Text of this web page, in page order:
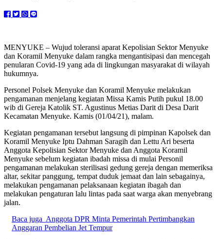
MENYUKE – Wujud toleransi aparat Kepolisian Sektor Menyuke
dan Koramil Menyuke dalam rangka mengantisipasi dan mencegah
penularan Covid-19 yang ada di lingkungan masyarakat di wilayah
hukumnya.
Personel Polsek Menyuke dan Koramil Menyuke melakukan
pengamanan menjelang kegiatan Missa Kamis Putih pukul 18.00
wib di Gereja Katolik ST. Agustinus Metias Darit di Desa Darit
Kecamatan Menyuke. Kamis (01/04/21), malam.
Kegiatan pengamanan tersebut langsung di pimpinan Kapolsek dan
Koramil Menyuke Iptu Dahman Saragih dan Lettu Ari beserta
Anggota Kepolisian Sektor Menyuke dan Anggota Koramil
Menyuke sebelum kegiatan ibadah missa di mulai Personil
pengamanan melakukan sterilisasi gedung gereja dengan memeriksa
altar, sekitar panggung, tempat duduk jemaat dan lain sebagainya,
melakukan pengamanan pelaksanaan kegiatan ibagah dan
melakukan pengaturan lalu lintas pada saat warga akan menyebrang
jalan.
Baca juga Anggota DPR Minta Pemerintah Pertimbangkan
Anggaran Pembelian Jet Tempur